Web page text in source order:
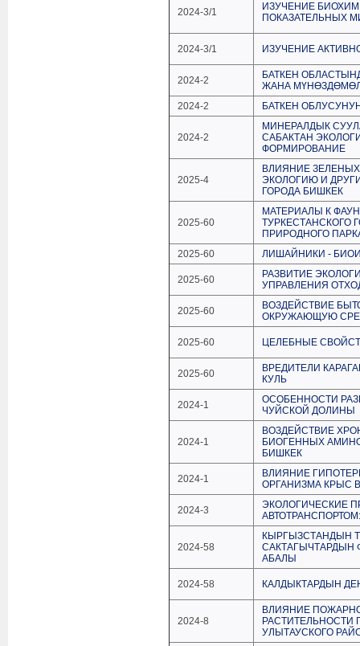
2024-3/1
ИЗУЧЕНИЕ
ПОКАЗАТЕЛЬНЫХ
2024-3/1 ИЗУЧЕНИЕ
2024-2
БАТКЕН
ЖАНА
2024-2
БАТКЕН
2024-2
МИНЕРАЛДЫК
САБАКТАН
ФОРМИРОВАНИЕ
2025-4
ВЛИЯНИЕ
ЭКОЛОГИЮ И
ГОРОДА БИШКЕК
2025-60
МАТЕРИАЛЫ К
ТУРКЕСТАНСКОГО
ПРИРОДНОГО
2025-60
ЛИШАЙНИКИ -
2025-60
РАЗВИТИЕ
УПРАВЛЕНИЯ
2025-60
ВОЗДЕЙСТВИЕ
ОКРУЖАЮЩУЮ
2025-60 ЦЕЛЕБНЫЕ
2025-60
ВРЕДИТЕЛИ
КУЛЬ
2024-1
ОСОБЕННОСТИ
ЧУЙСКОЙ ДОЛИНЫ
2024-1
ВОЗДЕЙСТВИЕ
БИОГЕННЫХ
БИШКЕК
2024-1
ВЛИЯНИЕ
ОРГАНИЗМА КРЫС
2024-3
ЭКОЛОГИЧЕСКИЕ
2024-58
КЫРГЫЗСТАНДЫН
САКТАГЫЧТАРДЫН
АБАЛЫ
2024-58 КАЛДЫКТАРДЫН
2024-8
ВЛИЯНИЕ
РАСТИТЕЛЬНОСТИ
УЛЫТАУСКОГО